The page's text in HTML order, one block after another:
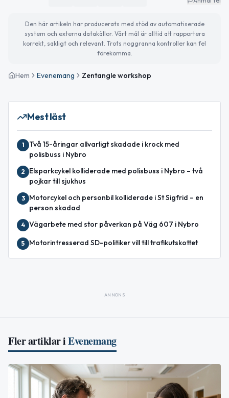
Den här artikeln har producerats med stöd av automatiserade
system och externa datakällor. Vårt mål är alltid att rapportera
korrekt, sakligt och relevant. Trots noggranna kontroller kan fel
förekomma.
Hem Evenemang Zentangle workshop
Mest läst
1
Två 15-åringar allvarligt skadade i krock med
polisbuss i Nybro
2
Elsparkcykel kolliderade med polisbuss i Nybro – två
pojkar till sjukhus
3
Motorcykel och personbil kolliderade i St Sigfrid – en
person skadad
4 Vägarbete med stor påverkan på Väg 607 i Nybro
5 Motorintresserad SD-politiker vill till trafikutskottet
ANNONS
Fler artiklar iEvenemang